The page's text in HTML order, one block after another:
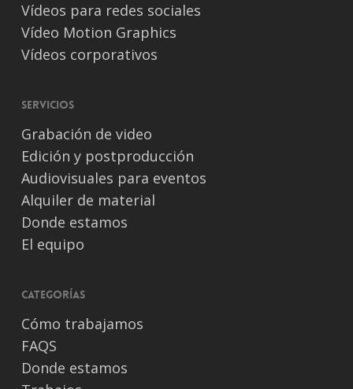
Vídeos para redes sociales
Vídeo Motion Graphics
Vídeos corporativos
Servicios
Grabación de video
Edición y postproducción
Audiovisuales para eventos
Alquiler de material
Donde estamos
El equipo
Categorías
Cómo trabajamos
FAQS
Donde estamos